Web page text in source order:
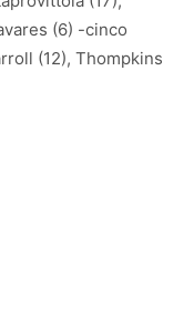
(6) -cinco
(12), Thompkins